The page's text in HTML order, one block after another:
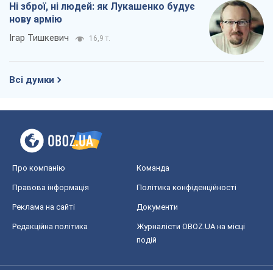
Ні зброї, ні людей: як Лукашенко будує
нову армію
Ігар Тишкевич 16,9 т.
Всі думки
Про компанію Команда
Правова інформація Політика конфіденційності
Реклама на сайті Документи
Редакційна політика
Журналісти OBOZ.UA на місці
подій